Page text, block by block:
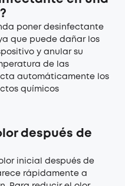
poner desinfectante
que puede dañar los
y anular su
de las
automáticamente los
químicos
después de
inicial después de
rápidamente a